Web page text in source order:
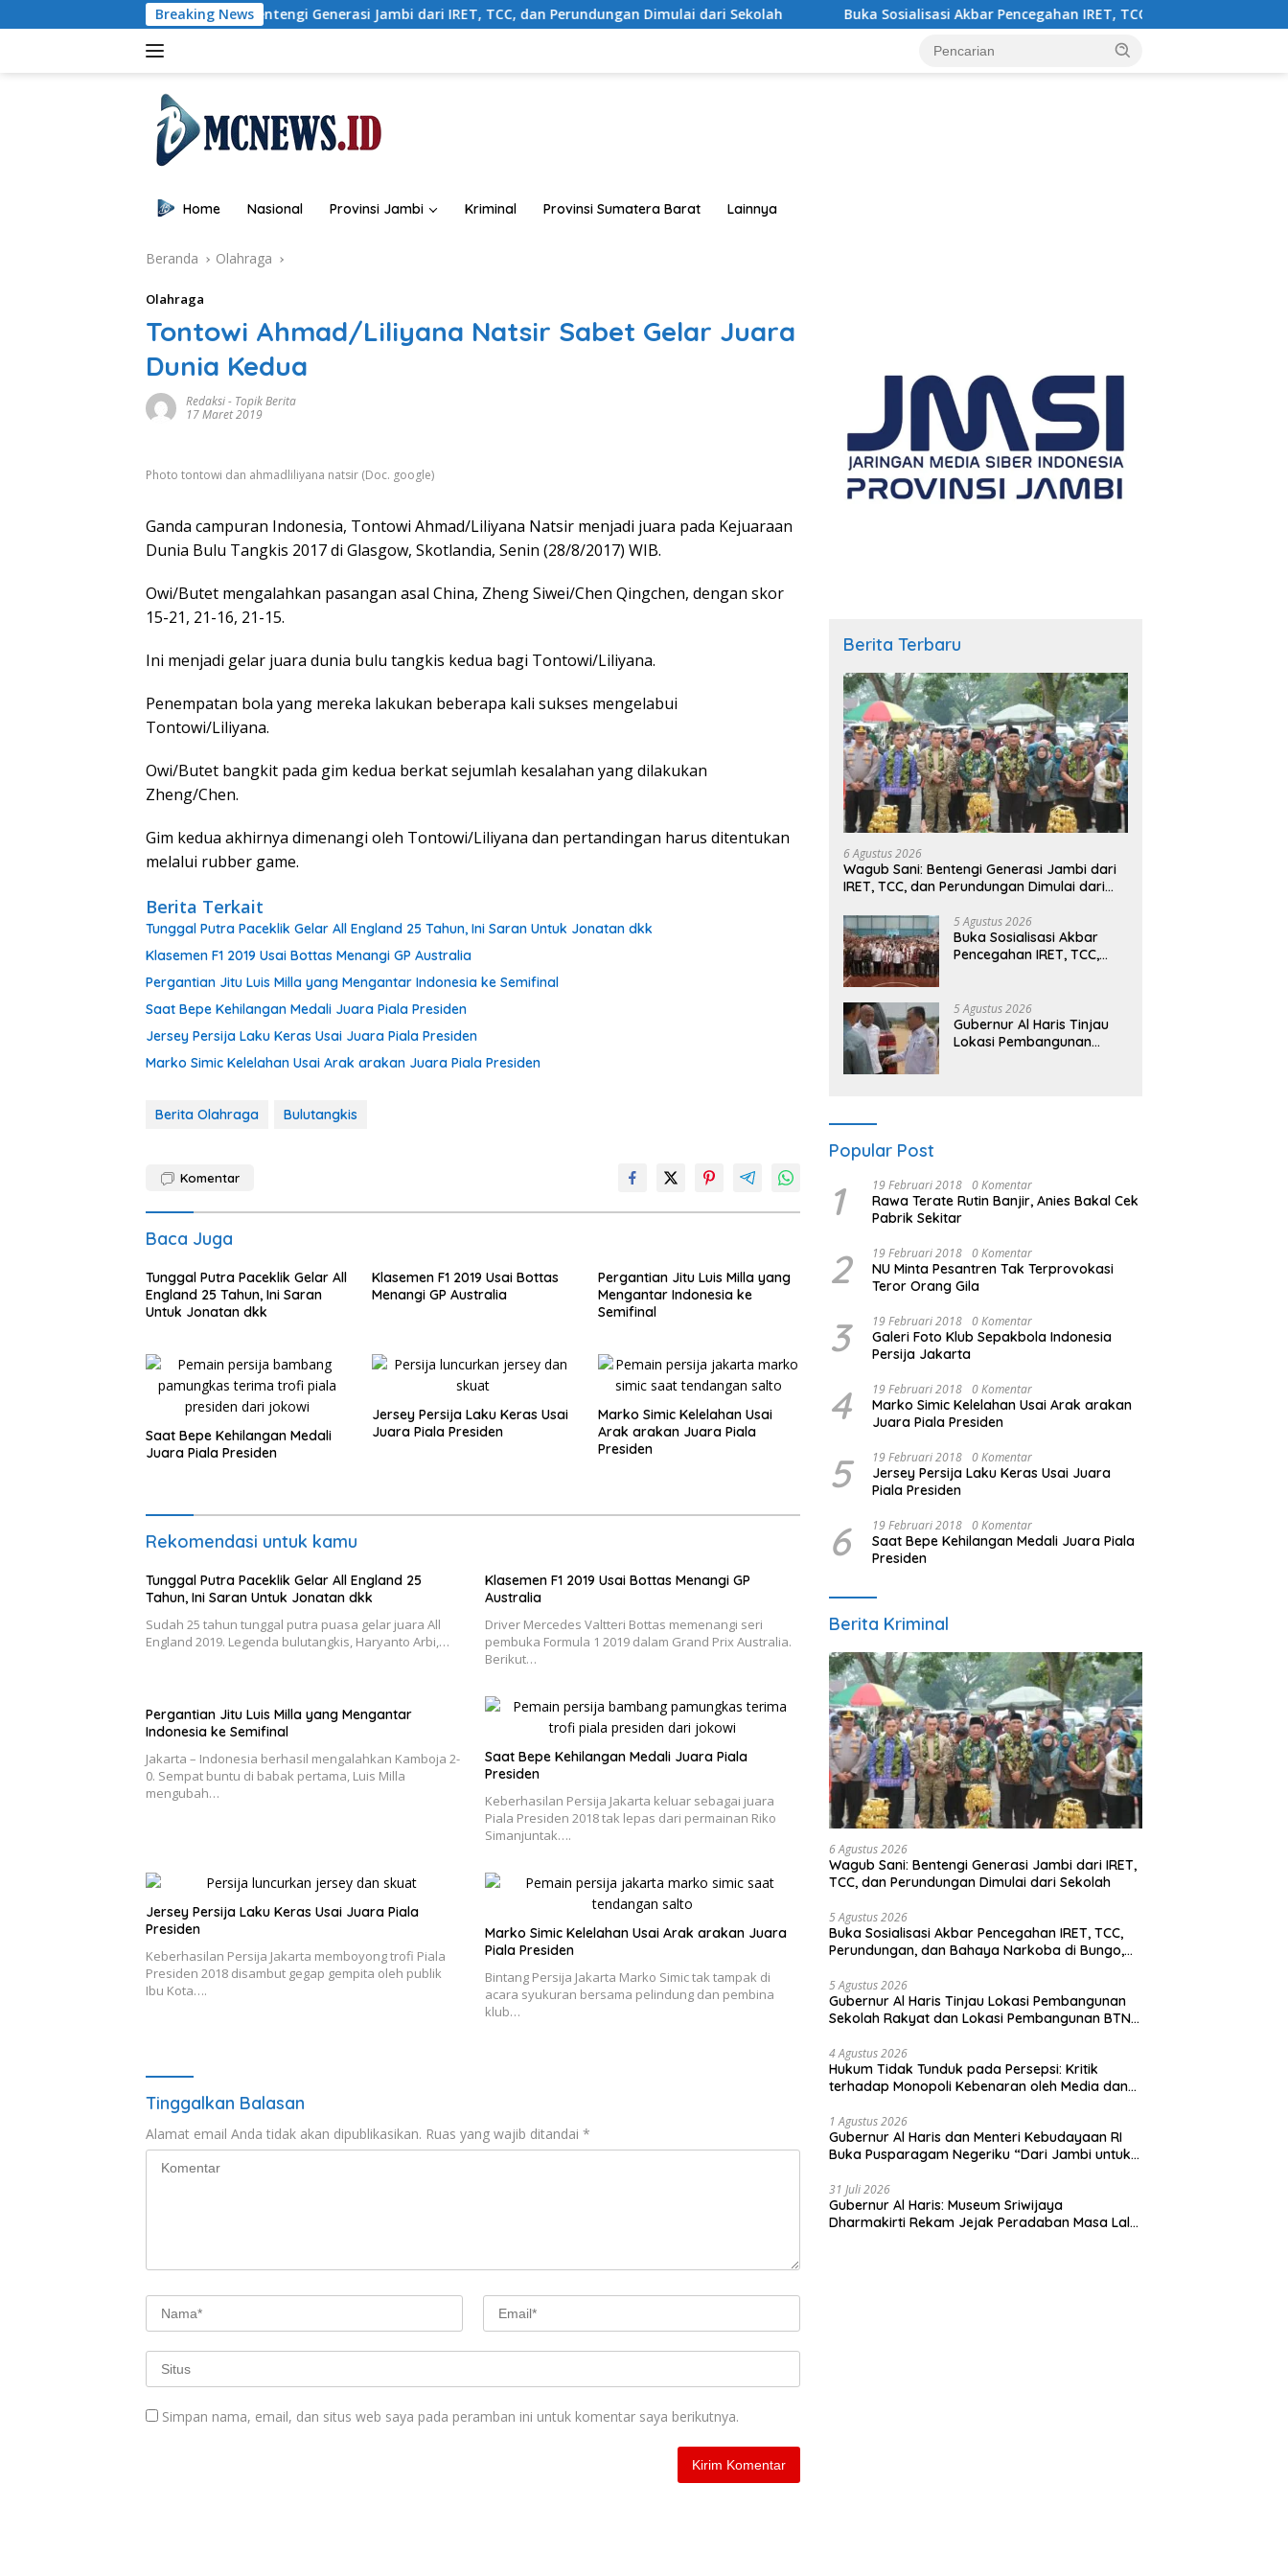
ke
Breaking News
Wagub Sani: Bentengi Generasi Jambi dari IRET, TCC, dan Perundungan Dimulai dari Sekolah Buka Sosialisasi Akbar Pencegahan IRET, TCC, Perundungan, dan Bahaya
Home Nasional Provinsi Jambi Kriminal Provinsi Sumatera Barat Lainnya
Beranda Olahraga
Olahraga
Tontowi Ahmad/Liliyana Natsir Sabet Gelar Juara
Dunia Kedua
Redaksi- Topik Berita
17 Maret 2019
Photo tontowi dan ahmadliliyana natsir (Doc. google)
Ganda campuran Indonesia, Tontowi Ahmad/Liliyana Natsir menjadi juara pada Kejuaraan
Dunia Bulu Tangkis 2017 di Glasgow, Skotlandia, Senin (28/8/2017) WIB.
Owi/Butet mengalahkan pasangan asal China, Zheng Siwei/Chen Qingchen, dengan skor
15-21, 21-16, 21-15.
Ini menjadi gelar juara dunia bulu tangkis kedua bagi Tontowi/Liliyana.
Penempatan bola yang mereka lakukan beberapa kali sukses mengelabui
Tontowi/Liliyana.
Owi/Butet bangkit pada gim kedua berkat sejumlah kesalahan yang dilakukan
Zheng/Chen.
Gim kedua akhirnya dimenangi oleh Tontowi/Liliyana dan pertandingan harus ditentukan
melalui rubber game.
Berita Terkait
Tunggal Putra Paceklik Gelar All England 25 Tahun, Ini Saran Untuk Jonatan dkk
Klasemen F1 2019 Usai Bottas Menangi GP Australia
Pergantian Jitu Luis Milla yang Mengantar Indonesia ke Semifinal
Saat Bepe Kehilangan Medali Juara Piala Presiden
Jersey Persija Laku Keras Usai Juara Piala Presiden
Marko Simic Kelelahan Usai Arak arakan Juara Piala Presiden
Berita Olahraga Bulutangkis
Komentar
Baca Juga
Tunggal Putra Paceklik Gelar All
England 25 Tahun, Ini Saran
Untuk Jonatan dkk
Klasemen F1 2019 Usai Bottas
Menangi GP Australia
Pergantian Jitu Luis Milla yang
Mengantar Indonesia ke
Semifinal
Saat Bepe Kehilangan Medali
Juara Piala Presiden
Jersey Persija Laku Keras Usai
Juara Piala Presiden
Marko Simic Kelelahan Usai
Arak arakan Juara Piala
Presiden
Rekomendasi untuk kamu
Tunggal Putra Paceklik Gelar All England 25
Tahun, Ini Saran Untuk Jonatan dkk
Sudah 25 tahun tunggal putra puasa gelar juara All
England 2019. Legenda bulutangkis, Haryanto Arbi,…
Klasemen F1 2019 Usai Bottas Menangi GP
Australia
Driver Mercedes Valtteri Bottas memenangi seri
pembuka Formula 1 2019 dalam Grand Prix Australia.
Berikut…
Pergantian Jitu Luis Milla yang Mengantar
Indonesia ke Semifinal
Jakarta – Indonesia berhasil mengalahkan Kamboja 2-
0. Sempat buntu di babak pertama, Luis Milla
mengubah…
Saat Bepe Kehilangan Medali Juara Piala
Presiden
Keberhasilan Persija Jakarta keluar sebagai juara
Piala Presiden 2018 tak lepas dari permainan Riko
Simanjuntak….
Jersey Persija Laku Keras Usai Juara Piala
Presiden
Keberhasilan Persija Jakarta memboyong trofi Piala
Presiden 2018 disambut gegap gempita oleh publik
Ibu Kota….
Marko Simic Kelelahan Usai Arak arakan Juara
Piala Presiden
Bintang Persija Jakarta Marko Simic tak tampak di
acara syukuran bersama pelindung dan pembina
klub…
Tinggalkan Balasan
Alamat email Anda tidak akan dipublikasikan. Ruas yang wajib ditandai *
Simpan nama, email, dan situs web saya pada peramban ini untuk komentar saya berikutnya.
Berita Terbaru
6 Agustus 2026
Wagub Sani: Bentengi Generasi Jambi dari
IRET, TCC, dan Perundungan Dimulai dari
5 Agustus 2026
Buka Sosialisasi Akbar
Pencegahan IRET, TCC,
Gubernur Al Haris: “Kalau
anak-anakku bisa jaga
diri, 60% masa depan
5 Agustus 2026
Gubernur Al Haris Tinjau
Lokasi Pembangunan
Popular Post
1 19 Februari 2018 0 Komentar
Rawa Terate Rutin Banjir, Anies Bakal Cek
Pabrik Sekitar
2 19 Februari 2018 0 Komentar
NU Minta Pesantren Tak Terprovokasi
Teror Orang Gila
3 19 Februari 2018 0 Komentar
Galeri Foto Klub Sepakbola Indonesia
Persija Jakarta
4 19 Februari 2018 0 Komentar
Marko Simic Kelelahan Usai Arak arakan
Juara Piala Presiden
5 19 Februari 2018 0 Komentar
Jersey Persija Laku Keras Usai Juara
Piala Presiden
6 19 Februari 2018 0 Komentar
Saat Bepe Kehilangan Medali Juara Piala
Presiden
Berita Kriminal
6 Agustus 2026
Wagub Sani: Bentengi Generasi Jambi dari IRET,
TCC, dan Perundungan Dimulai dari Sekolah
5 Agustus 2026
Buka Sosialisasi Akbar Pencegahan IRET, TCC,
Perundungan, dan Bahaya Narkoba di Bungo,
jaga diri, 60% masa depan sudah ada di
tangan”
5 Agustus 2026
Gubernur Al Haris Tinjau Lokasi Pembangunan
Sekolah Rakyat dan Lokasi Pembangunan BTN
4 Agustus 2026
Hukum Tidak Tunduk pada Persepsi: Kritik
terhadap Monopoli Kebenaran oleh Media dan
1 Agustus 2026
Gubernur Al Haris dan Menteri Kebudayaan RI
Buka Pusparagam Negeriku “Dari Jambi untuk
Dorong Ekonomi Kreatif
31 Juli 2026
Gubernur Al Haris: Museum Sriwijaya
Dharmakirti Rekam Jejak Peradaban Masa Lalu